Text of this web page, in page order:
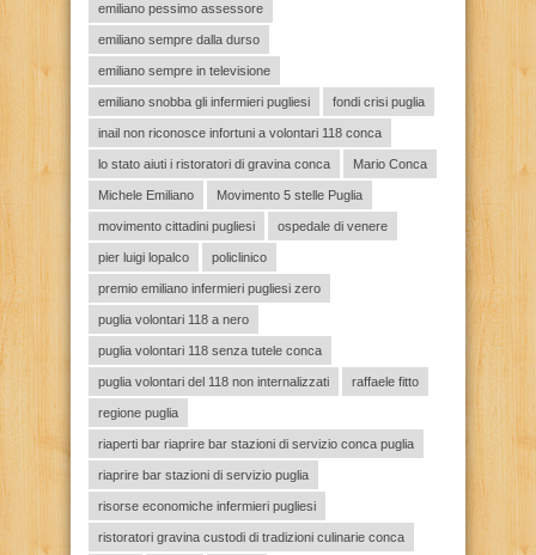
emiliano pessimo assessore
emiliano sempre dalla durso
emiliano sempre in televisione
emiliano snobba gli infermieri pugliesi fondi crisi puglia
inail non riconosce infortuni a volontari 118 conca
lo stato aiuti i ristoratori di gravina conca Mario Conca
Michele Emiliano Movimento 5 stelle Puglia
movimento cittadini pugliesi ospedale di venere
pier luigi lopalco policlinico
premio emiliano infermieri pugliesi zero
puglia volontari 118 a nero
puglia volontari 118 senza tutele conca
puglia volontari del 118 non internalizzati raffaele fitto
regione puglia
riaperti bar riaprire bar stazioni di servizio conca puglia
riaprire bar stazioni di servizio puglia
risorse economiche infermieri pugliesi
ristoratori gravina custodi di tradizioni culinarie conca